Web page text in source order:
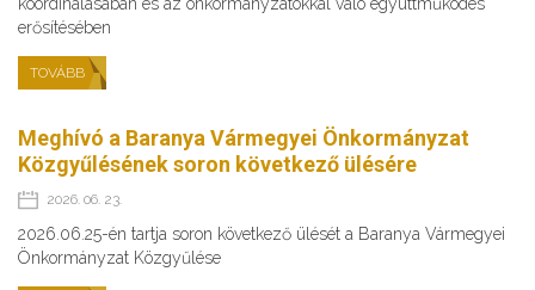
koordinálásában és az önkormányzatokkal való együttműködés
erősítésében
TOVÁBB
Meghívó a Baranya Vármegyei Önkormányzat
Közgyűlésének soron következő ülésére
2026. 06. 23.
2026.06.25-én tartja soron következő ülését a Baranya Vármegyei
Önkormányzat Közgyűlése